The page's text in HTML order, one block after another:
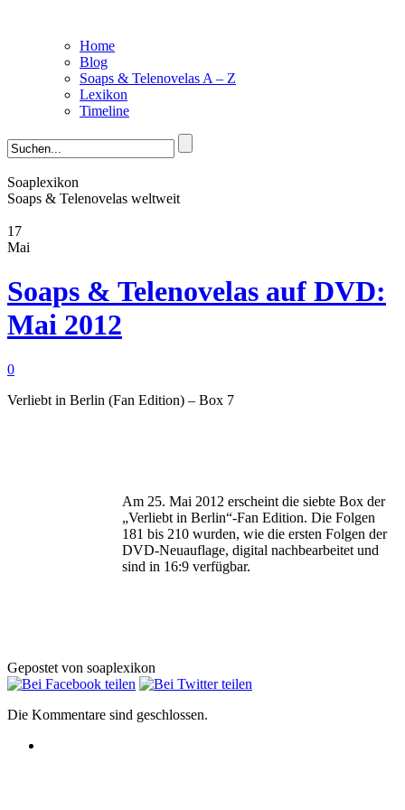
Home
Blog
Soaps & Telenovelas A – Z
Lexikon
Timeline
Soaplexikon
Soaps & Telenovelas weltweit
17
Mai
Soaps & Telenovelas auf DVD:
Mai 2012
0
Verliebt in Berlin (Fan Edition) – Box 7
Am 25. Mai 2012 erscheint die siebte Box der
„Verliebt in Berlin“-Fan Edition. Die Folgen
181 bis 210 wurden, wie die ersten Folgen der
DVD-Neuauflage, digital nachbearbeitet und
sind in 16:9 verfügbar.
Gepostet von soaplexikon
Die Kommentare sind geschlossen.